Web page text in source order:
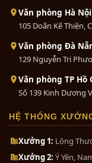
Văn phòng Hà
105 Doãn Kế Thiện,
Văn phòng Đà
129 Nguyễn Tri
Văn phòng TP Hồ
Số 139 Kinh Dương
HỆ THỐNG
Xưởng 1: Lộng
Xưởng 2: Ý Yên,